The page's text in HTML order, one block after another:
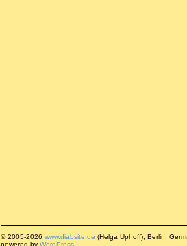
© 2005-2026 www.diabsite.de (Helga Uphoff), Berlin,
powered by WordPress.